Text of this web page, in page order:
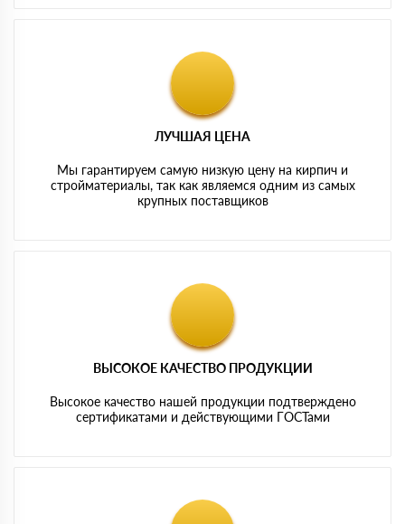
ЛУЧШАЯ ЦЕНА
Мы гарантируем самую низкую цену на кирпич и
стройматериалы, так как являемся одним из самых
крупных поставщиков
ВЫСОКОЕ КАЧЕСТВО ПРОДУКЦИИ
Высокое качество нашей продукции подтверждено
сертификатами и действующими ГОСТами